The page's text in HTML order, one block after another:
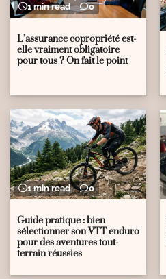
1 min read 0
L’assurance copropriété est-
elle vraiment obligatoire
pour tous ? On fait le point
1 min read 0
Guide pratique : bien
sélectionner son VTT enduro
pour des aventures tout-
terrain réussies